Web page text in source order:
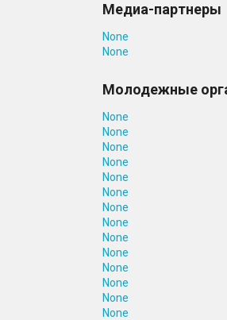
Медиа-партнеры
None
None
Молодежные
None
None
None
None
None
None
None
None
None
None
None
None
None
None